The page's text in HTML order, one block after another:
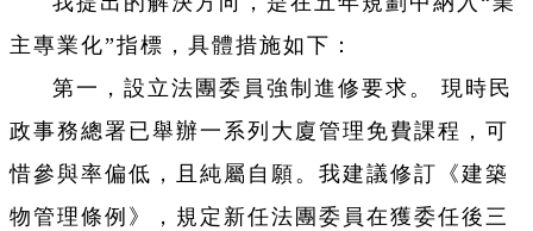
主專業化”指標，具體措施如下：
第一，設立法團委員強制進修要求。 現時民
政事務總署已舉辦一系列大廈管理免費課程，可
惜參與率偏低，且純屬自願。我建議修訂《建築
物管理條例》，規定新任法團委員在獲委任後三